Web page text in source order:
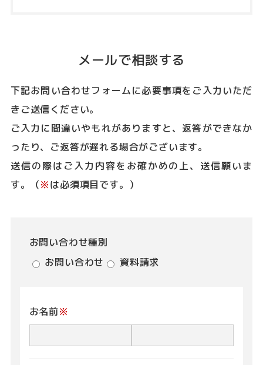
メールで相談する
下記お問い合わせフォームに必要事項をご入力いただ
きご送信ください。
ご入力に間違いやもれがありますと、返答ができなか
ったり、ご返答が遅れる場合がございます。
送信の際はご入力内容をお確かめの上、送信願いま
す。（※は必須項目です。）
お問い合わせ種別
お問い合わせ
資料請求
お名前※